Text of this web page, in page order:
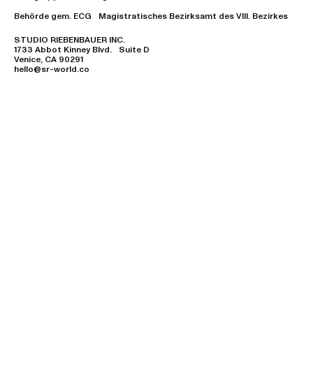
Behörde gem. ECG Magistratisches Bezirksamt des VIII. Bezirkes
STUDIO RIEBENBAUER INC.
1733 Abbot Kinney Blvd. Suite D
Venice, CA 90291
hello@sr-world.co